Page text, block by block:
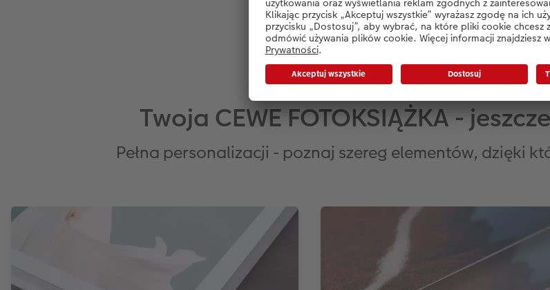
STWÓRZ FOTOKSIĄŻKĘ DLA PANA
Twoja CEWE FOTOKSIĄŻKA -
Pełna personalizacji - poznaj szereg elementów, dzięki